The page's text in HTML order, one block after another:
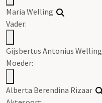
Maria Welling
Vader:
Gijsbertus Antonius Welling
Moeder:
Alberta Berendina Rizaar